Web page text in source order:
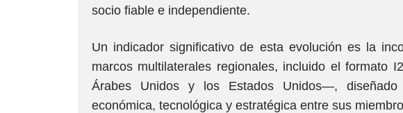
socio fiable e independiente.
Un indicador significativo de esta evolución es la
marcos multilaterales regionales, incluido el formato
Árabes Unidos y los Estados Unidos—,
económica, tecnológica y estratégica entre sus